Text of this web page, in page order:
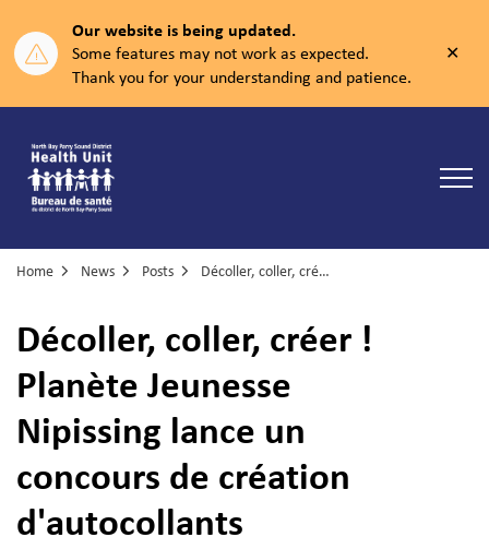
Our website is being updated.
Some features may not work as expected.
Thank you for your understanding and patience.
Home News Posts Décoller, coller, créer ! Planète Jeunesse Nipissing lance un concours de création d'autocollants
Décoller, coller, créer !
Planète Jeunesse
Nipissing lance un
concours de création
d'autocollants